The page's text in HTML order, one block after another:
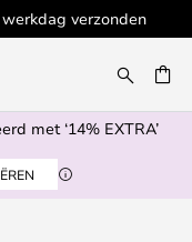
verzonden
met ‘14% EXTRA’